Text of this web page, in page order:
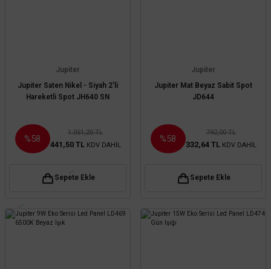
Jupiter
Jupiter Saten Nikel - Siyah 2'li
Hareketli Spot JH640 SN
%58
1.051,20 TL
441,50 TL KDV DAHİL
Sepete Ekle
Jupiter
Jupiter Mat Beyaz Sabit Spot
JD644
%58
792,00 TL
332,64 TL KDV DAHİL
Sepete Ekle